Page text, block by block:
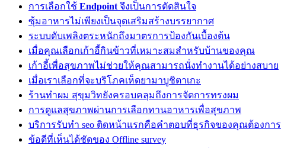
การเลือกใช้ Endpoint จึงเป็นการตัดสินใจ
ซุ้มอาหารไม่เพียงเป็นจุดเสริมสร้างบรรยากาศ
ระบบดับเพลิงตระหนักถึงมาตรการป้องกันเบื้องต้น
เมื่อคุณเลือกเก้าอี้กินข้าวที่เหมาะสมสำหรับบ้านของคุณ
เก้าอี้เพื่อสุขภาพไม่ช่วยให้คุณสามารถนั่งทำงานได้อย่างสบาย
เมื่อเราเลือกที่จะบริโภคเห็ดยามาบูชิตาเกะ
ร้านทำผม สุขุมวิทยังครอบคลุมถึงการจัดการทรงผม
การดูแลสุขภาพผ่านการเลือกทานอาหารเพื่อสุขภาพ
บริการรับทำ seo ติดหน้าแรกคือคำตอบที่ธุรกิจของคุณต้องการ
ข้อดีที่เห็นได้ชัดของ Offline survey